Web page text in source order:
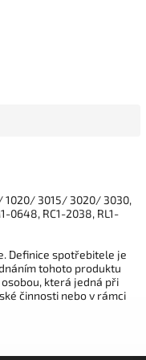
1020/ 3015/ 3020/ 3030,
0648, RC1-2038, RL1-
Definice spotřebitele je
tohoto produktu
která jedná při
činnosti nebo v rámci